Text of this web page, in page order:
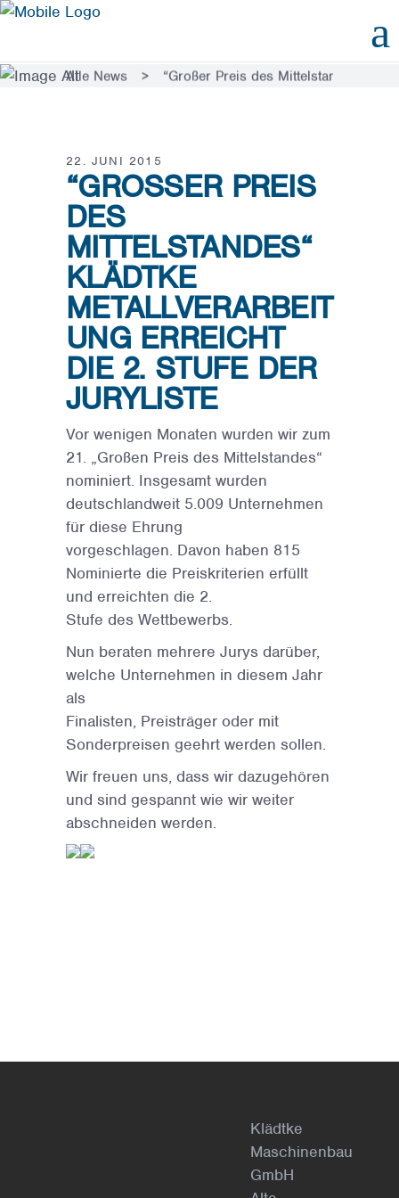
Alle News > “Großer Preis des Mittelstandes“
22. JUNI 2015
“GROSSER PREIS D
ES M
ITTELSTANDES“ K
LÄDTKE M
ETALLVERARBEITU
NG ERREICHT D
IE 2. STUFE DER J
URYLISTE
Vor wenigen Monaten wurden wir zum
21. „Großen Preis des Mittelstandes“
nominiert. Insgesamt wurden
deutschlandweit 5.009 Unternehmen
für diese Ehrung
vorgeschlagen. Davon haben 815
Nominierte die Preiskriterien erfüllt
und erreichten die 2.
Stufe des Wettbewerbs.
Nun beraten mehrere Jurys darüber,
welche Unternehmen in diesem Jahr
als
Finalisten, Preisträger oder mit
Sonderpreisen geehrt werden sollen.
Wir freuen uns, dass wir dazugehören
und sind gespannt wie wir weiter
abschneiden werden.
Klädtke
Maschinenbau
GmbH